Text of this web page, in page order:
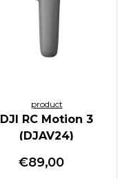
product
DJI RC Motion 3
(DJAV24)
€89,00